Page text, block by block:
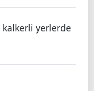
yerlerde